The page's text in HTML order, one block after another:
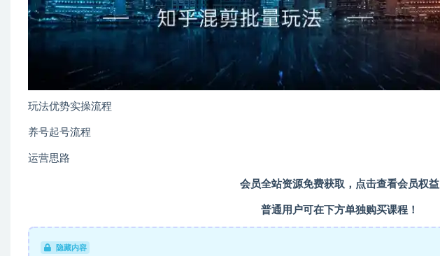
玩法优势实操流程
养号起号流程
运营思路
会员全站资源免费获取，点击查看会员权益
普通用户可在下方单独购买课程！
隐藏内容